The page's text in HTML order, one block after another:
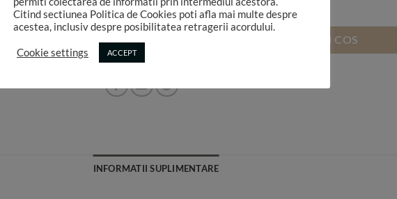
Fundal PVC printat RAFA UF 28 quantity
ADAUGA IN COS
INFORMATII SUPLIMENTARE
Citind sectiunea Politica de Cookies poti afla mai multe despre
acestea, inclusiv despre posibilitatea retragerii acordului.
Cookie settings ACCEPT